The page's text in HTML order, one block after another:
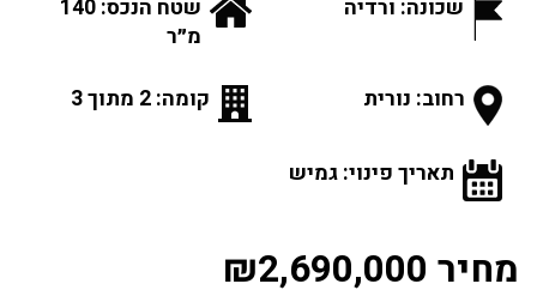
שכונה: ורדיה
שטח הנכס: 140
מ״ר
רחוב: נורית קומה: 2 מתוך 3
תאריך פינוי: גמיש
מחיר ₪2,690,000